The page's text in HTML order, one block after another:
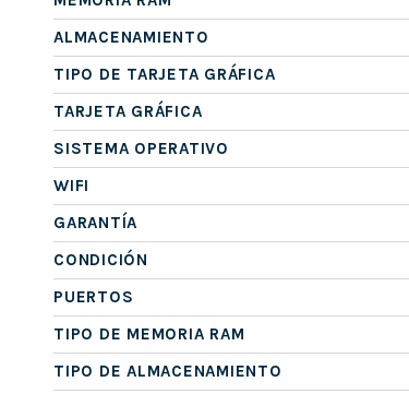
ALMACENAMIENTO
TIPO DE TARJETA GRÁFICA
TARJETA GRÁFICA
SISTEMA OPERATIVO
WIFI
GARANTÍA
CONDICIÓN
PUERTOS
TIPO DE MEMORIA RAM
TIPO DE ALMACENAMIENTO